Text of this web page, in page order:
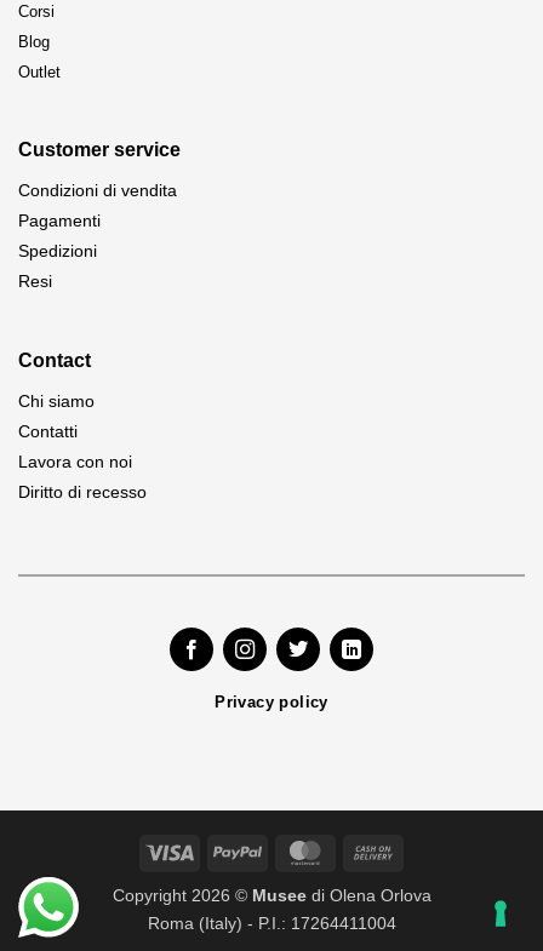
Corsi
Blog
Outlet
Customer service
Condizioni di vendita
Pagamenti
Spedizioni
Resi
Contact
Chi siamo
Contatti
Lavora con noi
Diritto di recesso
Privacy policy
Visa PayPal MasterCard
Delivery
Copyright 2026 © Musee di Olena Orlova
Roma (Italy) - P.I.: 17264411004